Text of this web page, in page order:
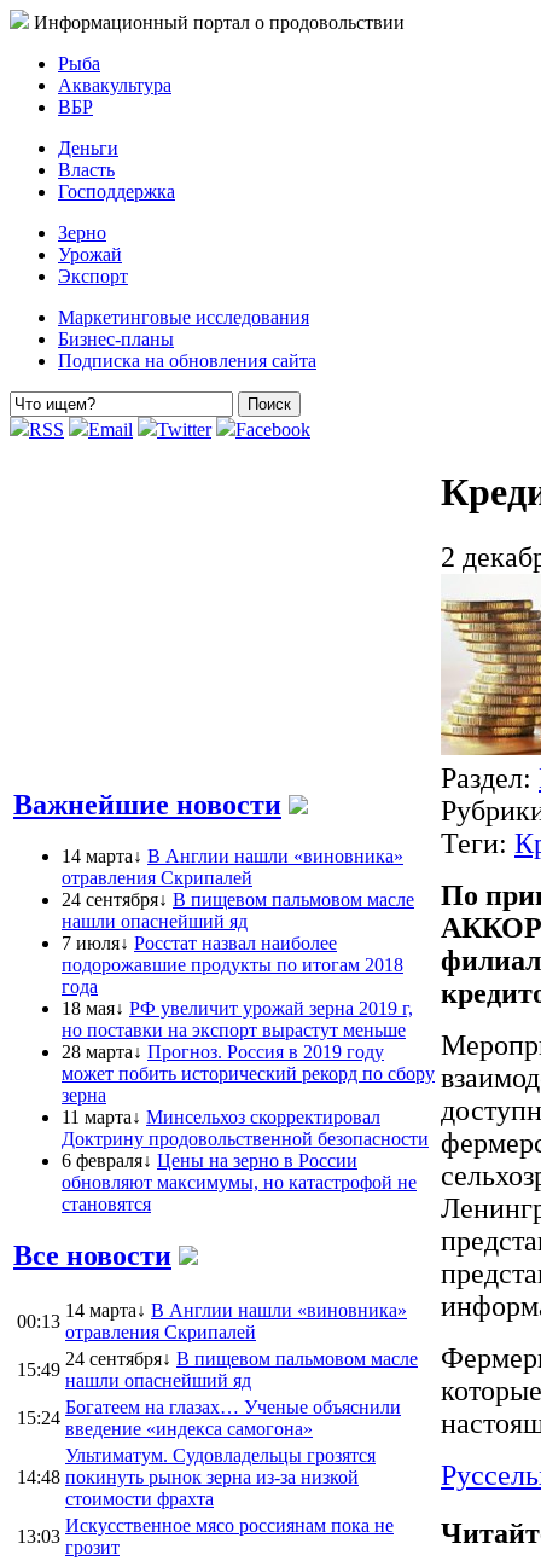
Информационный портал о продовольствии
Рыба
Аквакультура
ВБР
Деньги
Власть
Господдержка
Зерно
Урожай
Экспорт
Маркетинговые исследования
Бизнес-планы
Подписка на обновления сайта
RSS Email Twitter Facebook
Важнейшие новости
14 марта↓ В Англии нашли «виновника»
отравления Скрипалей
24 сентября↓ В пищевом пальмовом масле
нашли опаснейший яд
7 июля↓ Росстат назвал наиболее
подорожавшие продукты по итогам 2018
года
18 мая↓ РФ увеличит урожай зерна 2019 г,
но поставки на экспорт вырастут меньше
28 марта↓ Прогноз. Россия в 2019 году
может побить исторический рекорд по сбору
зерна
11 марта↓ Минсельхоз скорректировал
Доктрину продовольственной безопасности
6 февраля↓ Цены на зерно в России
обновляют максимумы, но катастрофой не
становятся
Все новости
00:13
14 марта↓ В Англии нашли «виновника»
отравления Скрипалей
15:49
24 сентября↓ В пищевом пальмовом масле
нашли опаснейший яд
15:24
Богатеем на глазах… Ученые объяснили
введение «индекса самогона»
14:48
Ультиматум. Судовладельцы грозятся
покинуть рынок зерна из-за низкой
стоимости фрахта
13:03
Искусственное мясо россиянам пока не
грозит
2
Раздел:
Теги:
По
АККОР